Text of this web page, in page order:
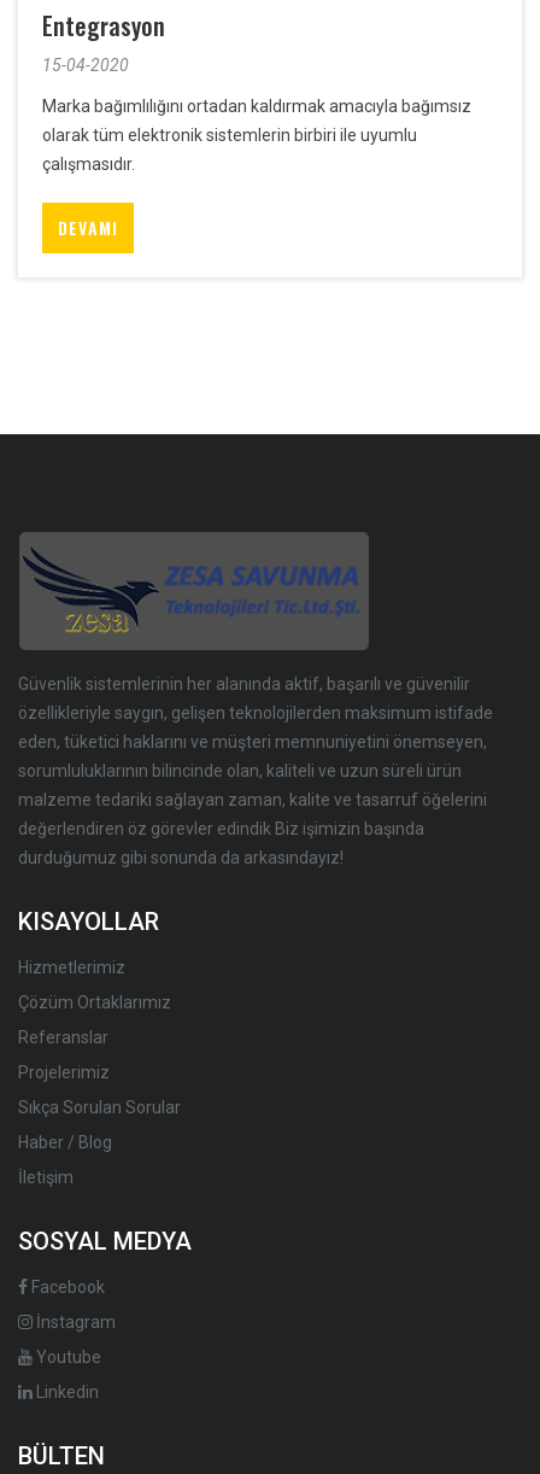
Entegrasyon
15-04-2020
Marka bağımlılığını ortadan kaldırmak amacıyla bağımsız
olarak tüm elektronik sistemlerin birbiri ile uyumlu
çalışmasıdır.
DEVAMI
Güvenlik sistemlerinin her alanında aktif, başarılı ve güvenilir
özellikleriyle saygın, gelişen teknolojilerden maksimum istifade
eden, tüketici haklarını ve müşteri memnuniyetini önemseyen,
sorumluluklarının bilincinde olan, kaliteli ve uzun süreli ürün
malzeme tedariki sağlayan zaman, kalite ve tasarruf öğelerini
değerlendiren öz görevler edindik Biz işimizin başında
durduğumuz gibi sonunda da arkasındayız!
KISAYOLLAR
Hizmetlerimiz
Çözüm Ortaklarımız
Referanslar
Projelerimiz
Sıkça Sorulan Sorular
Haber / Blog
İletişim
SOSYAL MEDYA
Facebook
İnstagram
Youtube
Linkedin
BÜLTEN